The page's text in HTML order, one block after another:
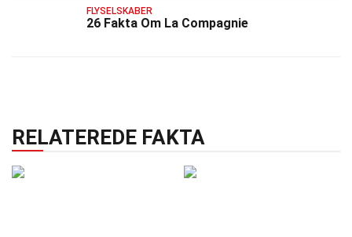
FLYSELSKABER
26 Fakta Om La Compagnie
RELATEREDE FAKTA